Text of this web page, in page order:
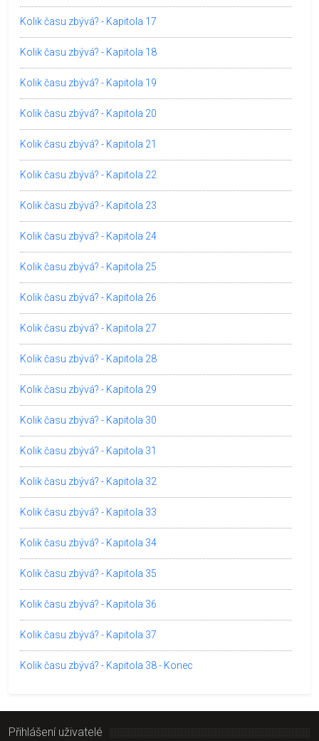
Kolik času zbývá? - Kapitola 17
Kolik času zbývá? - Kapitola 18
Kolik času zbývá? - Kapitola 19
Kolik času zbývá? - Kapitola 20
Kolik času zbývá? - Kapitola 21
Kolik času zbývá? - Kapitola 22
Kolik času zbývá? - Kapitola 23
Kolik času zbývá? - Kapitola 24
Kolik času zbývá? - Kapitola 25
Kolik času zbývá? - Kapitola 26
Kolik času zbývá? - Kapitola 27
Kolik času zbývá? - Kapitola 28
Kolik času zbývá? - Kapitola 29
Kolik času zbývá? - Kapitola 30
Kolik času zbývá? - Kapitola 31
Kolik času zbývá? - Kapitola 32
Kolik času zbývá? - Kapitola 33
Kolik času zbývá? - Kapitola 34
Kolik času zbývá? - Kapitola 35
Kolik času zbývá? - Kapitola 36
Kolik času zbývá? - Kapitola 37
Kolik času zbývá? - Kapitola 38 - Konec
Přihlášení uživatelé